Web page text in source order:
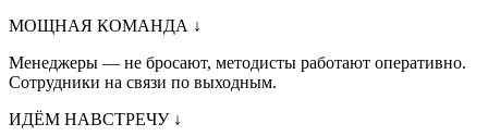
МОЩНАЯ КОМАНДА ↓
Менеджеры — не бросают, методисты работают оперативно.
Сотрудники на связи по выходным.
ИДЁМ НАВСТРЕЧУ ↓